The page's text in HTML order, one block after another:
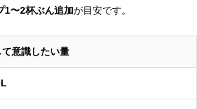
1〜2杯ぶん追加が目安です。
意識したい量